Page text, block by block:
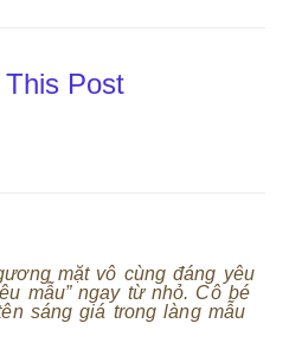
Post
mặt vô cùng đáng yêu
mẫu” ngay từ nhỏ. Cô bé
sáng giá trong làng mẫu